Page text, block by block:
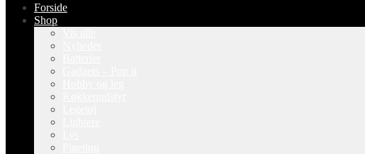
Forside
Shop